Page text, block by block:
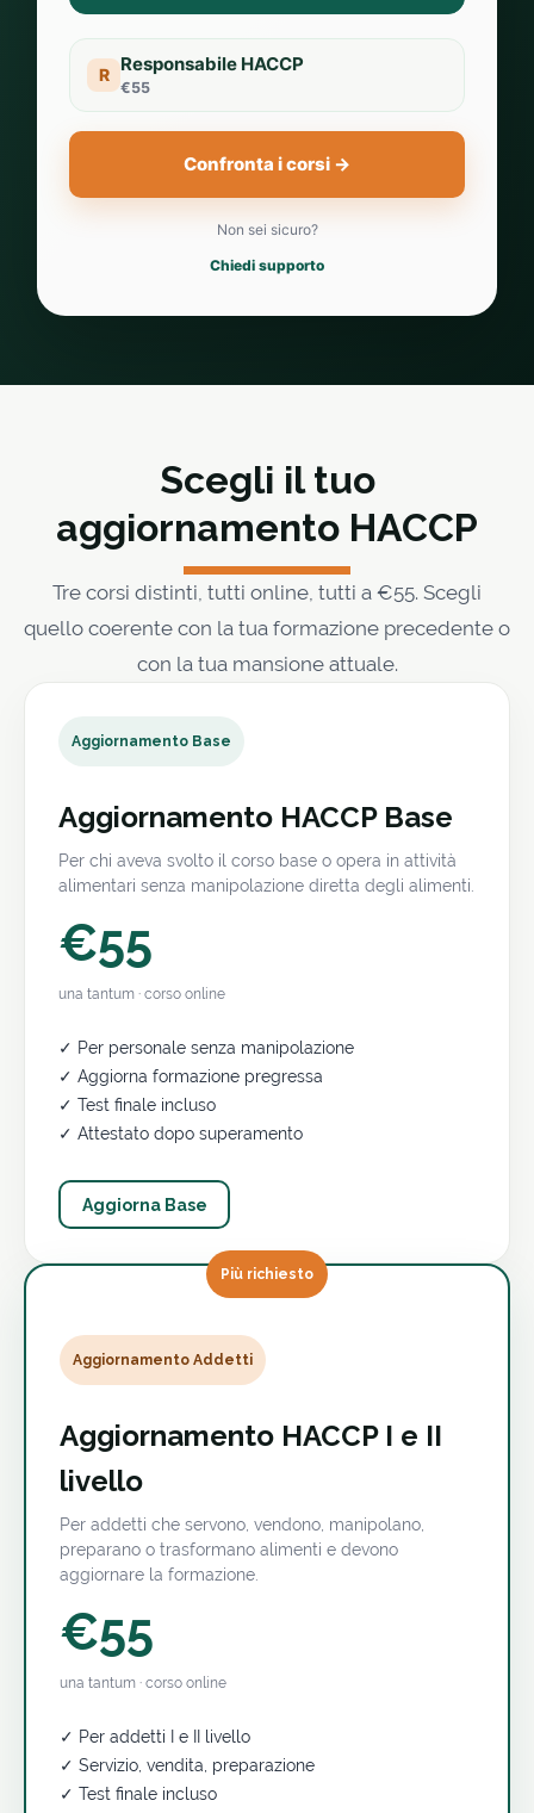
R Responsabile HACCP
€55
Confronta i corsi →
Non sei sicuro?
Chiedi supporto
Scegli il tuo
aggiornamento HACCP
Tre corsi distinti, tutti online, tutti a €55. Scegli
quello coerente con la tua formazione precedente o
con la tua mansione attuale.
Aggiornamento Base
Aggiornamento HACCP Base
Per chi aveva svolto il corso base o opera in attività
alimentari senza manipolazione diretta degli alimenti.
€55
una tantum · corso online
✓ Per personale senza manipolazione
✓ Aggiorna formazione pregressa
✓ Test finale incluso
✓ Attestato dopo superamento
Aggiorna Base
Più richiesto
Aggiornamento Addetti
Aggiornamento HACCP I e II
livello
Per addetti che servono, vendono, manipolano,
preparano o trasformano alimenti e devono
aggiornare la formazione.
€55
una tantum · corso online
✓ Per addetti I e II livello
✓ Servizio, vendita, preparazione
✓ Test finale incluso